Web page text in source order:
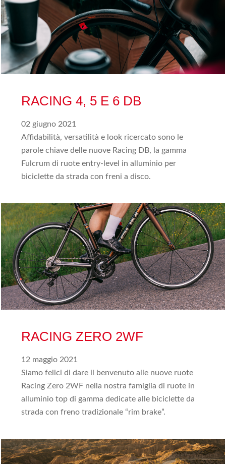
RACING 4, 5 E 6 DB
02 giugno 2021
Affidabilità, versatilità e look ricercato sono le
parole chiave delle nuove Racing DB, la gamma
Fulcrum di ruote entry-level in alluminio per
biciclette da strada con freni a disco.
RACING ZERO 2WF
12 maggio 2021
Siamo felici di dare il benvenuto alle nuove ruote
Racing Zero 2WF nella nostra famiglia di ruote in
alluminio top di gamma dedicate alle biciclette da
strada con freno tradizionale “rim brake”.